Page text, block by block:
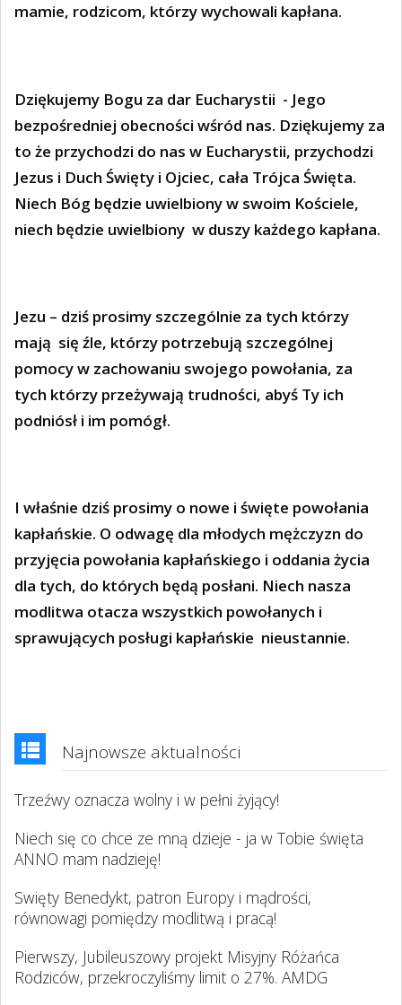
mamie, rodzicom, którzy wychowali kapłana.
Dziękujemy Bogu za dar Eucharystii - Jego
bezpośredniej obecności wśród nas. Dziękujemy za
to że przychodzi do nas w Eucharystii, przychodzi
Jezus i Duch Święty i Ojciec, cała Trójca Święta.
Niech Bóg będzie uwielbiony w swoim Kościele,
niech będzie uwielbiony w duszy każdego kapłana.
Jezu – dziś prosimy szczególnie za tych którzy
mają się źle, którzy potrzebują szczególnej
pomocy w zachowaniu swojego powołania, za
tych którzy przeżywają trudności, abyś Ty ich
podniósł i im pomógł.
I właśnie dziś prosimy o nowe i święte powołania
kapłańskie. O odwagę dla młodych mężczyzn do
przyjęcia powołania kapłańskiego i oddania życia
dla tych, do których będą posłani. Niech nasza
modlitwa otacza wszystkich powołanych i
sprawujących posługi kapłańskie nieustannie.
Najnowsze aktualności
Trzeźwy oznacza wolny i w pełni żyjący!
Niech się co chce ze mną dzieje - ja w Tobie święta
ANNO mam nadzieję!
Swięty Benedykt, patron Europy i mądrości,
równowagi pomiędzy modlitwą i pracą!
Pierwszy, Jubileuszowy projekt Misyjny Różańca
Rodziców, przekroczyliśmy limit o 27%. AMDG